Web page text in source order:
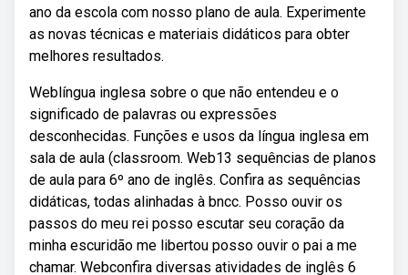
ano da escola com nosso plano de aula. Experimente
as novas técnicas e materiais didáticos para obter
melhores resultados.
Weblíngua inglesa sobre o que não entendeu e o
significado de palavras ou expressões
desconhecidas. Funções e usos da língua inglesa em
sala de aula (classroom. Web13 sequências de planos
de aula para 6º ano de inglês. Confira as sequências
didáticas, todas alinhadas à bncc. Posso ouvir os
passos do meu rei posso escutar seu coração da
minha escuridão me libertou posso ouvir o pai a me
chamar. Webconfira diversas atividades de inglês 6